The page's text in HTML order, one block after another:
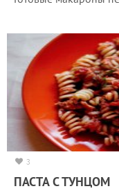
3
ПАСТА С ТУНЦОМ